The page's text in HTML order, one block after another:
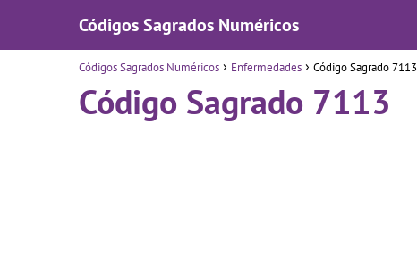
Códigos Sagrados Numéricos
Códigos Sagrados Numéricos Enfermedades Código Sagrado 7113
Código Sagrado 7113